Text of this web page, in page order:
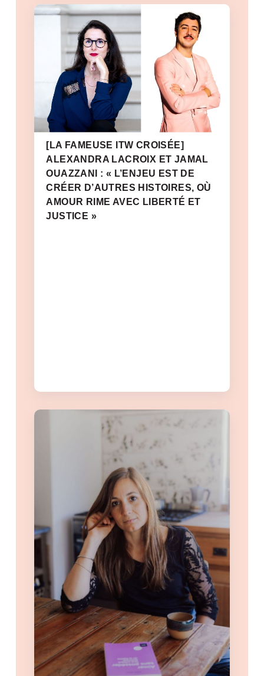
[LA FAMEUSE ITW CROISÉE]
ALEXANDRA LACROIX ET JAMAL
OUAZZANI : « L’ENJEU EST DE
CRÉER D’AUTRES HISTOIRES, OÙ
AMOUR RIME AVEC LIBERTÉ ET
JUSTICE »